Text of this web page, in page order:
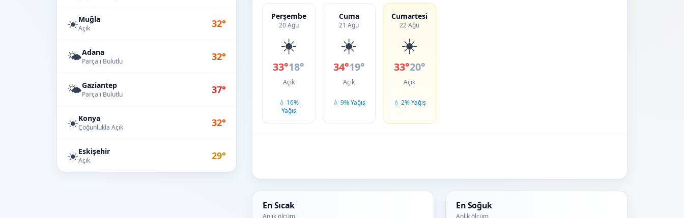
☀️Muğla
Açık 32°
🌤️Adana
Parçalı Bulutlu 32°
🌤️Gaziantep
Parçalı Bulutlu 37°
☀️Konya
Çoğunlukla Açık 32°
☀️Eskişehir
Açık 29°
Perşembe
20 Ağu
☀️
33°18°
Açık
💧 16%
Yağış
Cuma
21 Ağu
☀️
34°19°
Açık
💧 9% Yağış
Cumartesi
22 Ağu
☀️
33°20°
Açık
💧 2% Yağış
En Sıcak
Anlık ölçüm
En Soğuk
Anlık ölçüm